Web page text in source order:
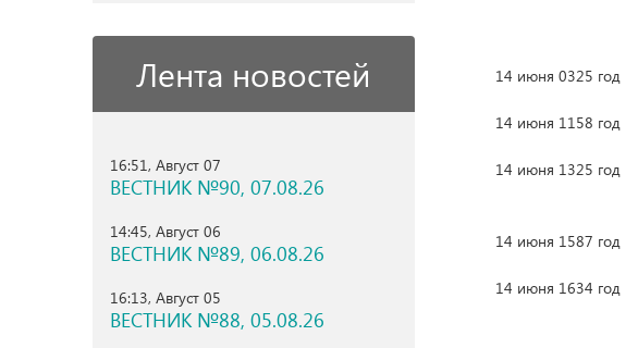
Лента новостей
16:51, Август 07
ВЕСТНИК №90, 07.08.26
14:45, Август 06
ВЕСТНИК №89, 06.08.26
16:13, Август 05
ВЕСТНИК №88, 05.08.26
14 июня 0325 год
14 июня 1158 год
14 июня 1325 год
14 июня 1587 год
14 июня 1634 год